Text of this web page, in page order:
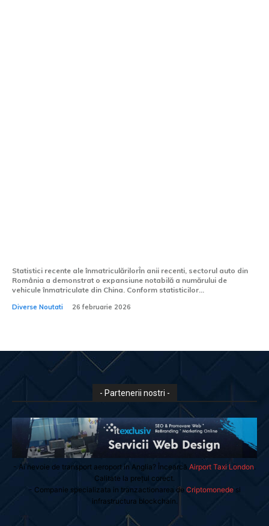
Statistici recente ale înmatriculărilorÎn anii recenti, sectorul auto din
România a demonstrat o expansiune notabilă a numărului de
vehicule înmatriculate din China. Conform statisticilor...
Diverse Noutati 26 februarie 2026
- Partenerii nostri -
- Ai nevoie de transport aeroport in Anglia? Încearcă Airport Taxi London.
Calitate la prețul corect.
- Companie specializata in tranzactionarea de Criptomonedesi
infrastructura blockchain.